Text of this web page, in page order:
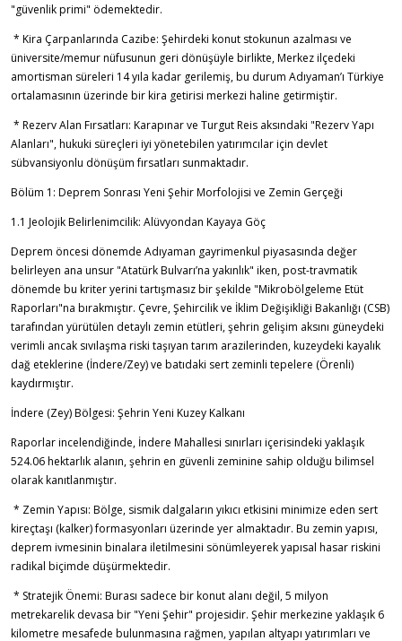
"güvenlik primi" ödemektedir.
* Kira Çarpanlarında Cazibe: Şehirdeki konut stokunun azalması ve
üniversite/memur nüfusunun geri dönüşüyle birlikte, Merkez ilçedeki
amortisman süreleri 14 yıla kadar gerilemiş, bu durum Adıyaman’ı Türkiye
ortalamasının üzerinde bir kira getirisi merkezi haline getirmiştir.
* Rezerv Alan Fırsatları: Karapınar ve Turgut Reis aksındaki "Rezerv Yapı
Alanları", hukuki süreçleri iyi yönetebilen yatırımcılar için devlet
sübvansiyonlu dönüşüm fırsatları sunmaktadır.
Bölüm 1: Deprem Sonrası Yeni Şehir Morfolojisi ve Zemin Gerçeği
1.1 Jeolojik Belirlenimcilik: Alüvyondan Kayaya Göç
Deprem öncesi dönemde Adıyaman gayrimenkul piyasasında değer
belirleyen ana unsur "Atatürk Bulvarı’na yakınlık" iken, post-travmatik
dönemde bu kriter yerini tartışmasız bir şekilde "Mikrobölgeleme Etüt
Raporları"na bırakmıştır. Çevre, Şehircilik ve İklim Değişikliği Bakanlığı (CSB)
tarafından yürütülen detaylı zemin etütleri, şehrin gelişim aksını güneydeki
verimli ancak sıvılaşma riski taşıyan tarım arazilerinden, kuzeydeki kayalık
dağ eteklerine (İndere/Zey) ve batıdaki sert zeminli tepelere (Örenli)
kaydırmıştır.
İndere (Zey) Bölgesi: Şehrin Yeni Kuzey Kalkanı
Raporlar incelendiğinde, İndere Mahallesi sınırları içerisindeki yaklaşık
524.06 hektarlık alanın, şehrin en güvenli zeminine sahip olduğu bilimsel
olarak kanıtlanmıştır.
* Zemin Yapısı: Bölge, sismik dalgaların yıkıcı etkisini minimize eden sert
kireçtaşı (kalker) formasyonları üzerinde yer almaktadır. Bu zemin yapısı,
deprem ivmesinin binalara iletilmesini sönümleyerek yapısal hasar riskini
radikal biçimde düşürmektedir.
* Stratejik Önemi: Burası sadece bir konut alanı değil, 5 milyon
metrekarelik devasa bir "Yeni Şehir" projesidir. Şehir merkezine yaklaşık 6
kilometre mesafede bulunmasına rağmen, yapılan altyapı yatırımları ve